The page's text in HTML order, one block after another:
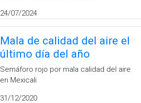
24/07/2024
Mala de calidad del aire el
último día del año
Semáforo rojo por mala calidad del aire
en Mexicali
31/12/2020